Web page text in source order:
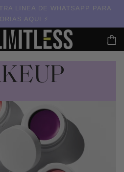
LINEA DE WHATSAPP PARA
AQUI